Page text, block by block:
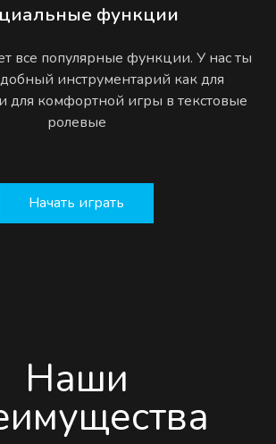
функции
все популярные функции. У нас ты
инструментарий как для
для комфортной игры в текстовые
ролевые
Начать играть
Наши